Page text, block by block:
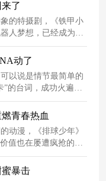
了
的特摄剧，《铁甲小
人梦想，已经成为了
，乐乐茶带着《铁甲
开启限时联动！
动了
以说是情节最简单的
”的台词，成功火遍年
。洞察到这一IP的热
动，希望带领消费者
青春热血
动漫，《排球少年》
值也在屡遭疯抢的联
周年的热度，乐乐茶
重燃青春热血。
暴击